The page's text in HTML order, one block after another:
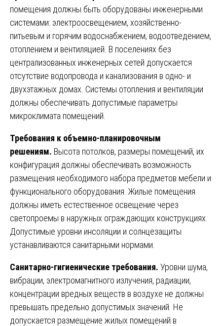
помещения должны быть оборудованы инженерными
системами: электроосвещением, хозяйственно-
питьевым и горячим водоснабжением, водоотведением,
отоплением и вентиляцией. В поселениях без
централизованных инженерных сетей допускается
отсутствие водопровода и канализования в одно- и
двухэтажных домах. Системы отопления и вентиляции
должны обеспечивать допустимые параметры
микроклимата помещений.
Требования к объемно-планировочным
решениям. Высота потолков, размеры помещений, их
конфигурация должны обеспечивать возможность
размещения необходимого набора предметов мебели и
функционального оборудования. Жилые помещения
должны иметь естественное освещение через
светопроемы в наружных ограждающих конструкциях.
Допустимые уровни инсоляции и солнцезащиты
устанавливаются санитарными нормами.
Санитарно-гигиенические требования. Уровни шума,
вибрации, электромагнитного излучения, радиации,
концентрации вредных веществ в воздухе не должны
превышать предельно допустимых значений. Не
допускается размещение жилых помещений в